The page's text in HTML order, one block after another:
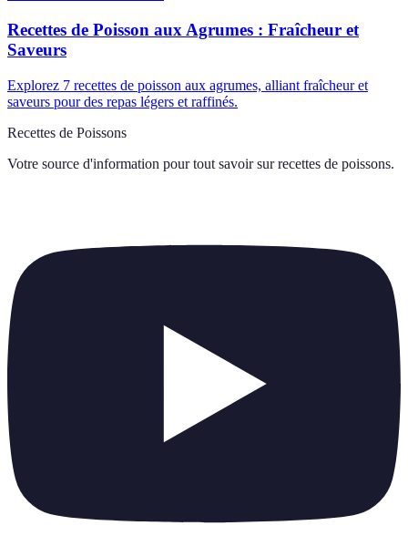
Recettes de Poisson aux Agrumes : Fraîcheur et
Saveurs
Explorez 7 recettes de poisson aux agrumes, alliant fraîcheur et
saveurs pour des repas légers et raffinés.
Recettes de Poissons
Votre source d'information pour tout savoir sur recettes de poissons.